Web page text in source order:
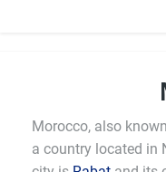
Morocco, also
a country located in